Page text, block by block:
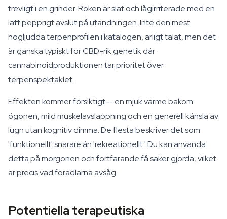
trevligt i en grinder. Röken är slät och lågirriterade med en
lätt pepprigt avslut på utandningen. Inte den mest
högljudda terpenprofilen i katalogen, ärligt talat, men det
är ganska typiskt för CBD-rik genetik där
cannabinoidproduktionen tar prioritet över
terpenspektaklet.
Effekten kommer försiktigt — en mjuk värme bakom
ögonen, mild muskelavslappning och en generell känsla av
lugn utan kognitiv dimma. De flesta beskriver det som
'funktionellt' snarare än 'rekreationellt.' Du kan använda
detta på morgonen och fortfarande få saker gjorda, vilket
är precis vad förädlarna avsåg.
Potentiella terapeutiska